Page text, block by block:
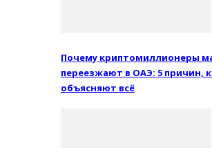
Почему криптомиллионеры
переезжают в ОАЭ: 5 причин,
объясняют всё